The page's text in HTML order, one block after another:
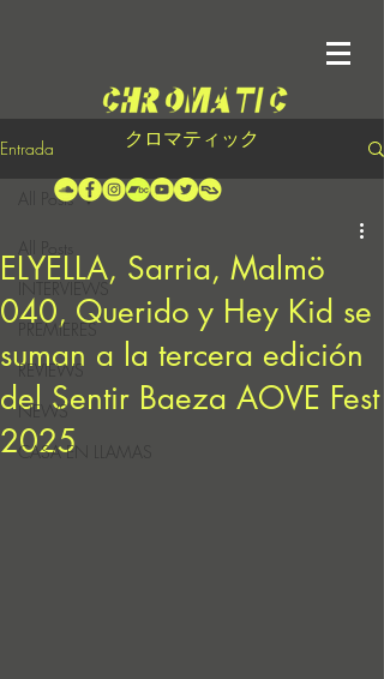
クロマティック
Entrada
INTERVIEWS
PREMIERES
REVIEWS
NEWS
CASA EN LLAMAS
All Posts
ELYELLA, Sarria, Malmö
040, Querido y Hey Kid se
suman a la tercera edición
del Sentir Baeza AOVE Fest
2025